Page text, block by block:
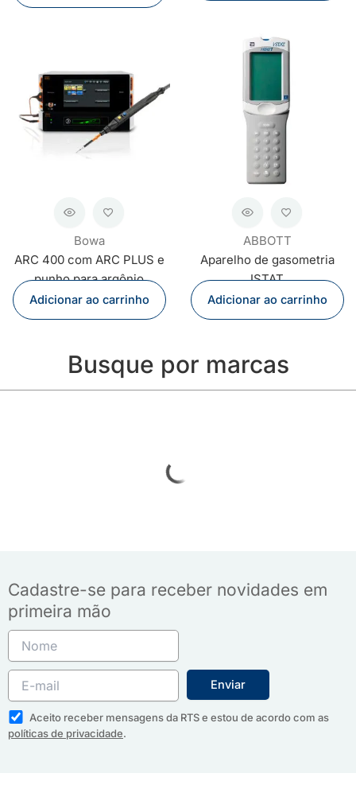
Bowa
ARC 400 com ARC PLUS e
punho para argônio
Adicionar ao carrinho
ABBOTT
Aparelho de gasometria
ISTAT
Adicionar ao carrinho
Busque por marcas
Cadastre-se para receber novidades em
primeira mão
Aceito receber mensagens da RTS e estou de acordo com as
políticas de privacidade.